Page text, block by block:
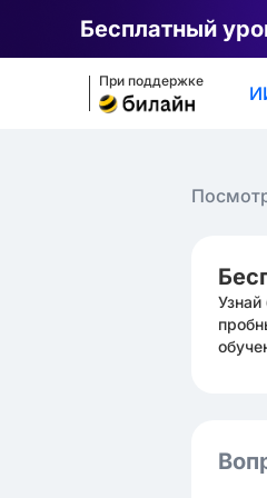
Бесплатный
При поддержке